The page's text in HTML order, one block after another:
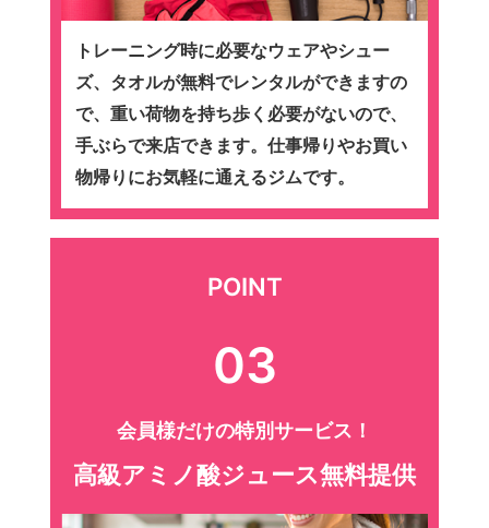
トレーニング時に必要なウェアやシュー
ズ、タオルが無料でレンタルができますの
で、重い荷物を持ち歩く必要がないので、
手ぶらで来店できます。仕事帰りやお買い
物帰りにお気軽に通えるジムです。
POINT
03
会員様だけの特別サービス！
高級アミノ酸ジュース無料提供